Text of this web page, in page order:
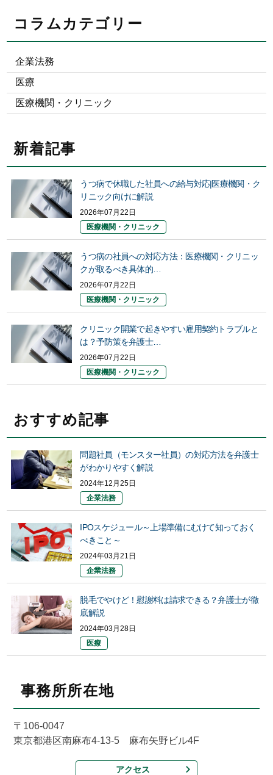
コラムカテゴリー
企業法務
医療
医療機関・クリニック
新着記事
うつ病で休職した社員への給与対応|医療機関・ク
リニック向けに解説
2026年07月22日
医療機関・クリニック
うつ病の社員への対応方法：医療機関・クリニッ
クが取るべき具体的…
2026年07月22日
医療機関・クリニック
クリニック開業で起きやすい雇用契約トラブルと
は？予防策を弁護士…
2026年07月22日
医療機関・クリニック
おすすめ記事
問題社員（モンスター社員）の対応方法を弁護士
がわかりやすく解説
2024年12月25日
企業法務
IPOスケジュール～上場準備にむけて知っておく
べきこと～
2024年03月21日
企業法務
脱毛でやけど！慰謝料は請求できる？弁護士が徹
底解説
2024年03月28日
医療
事務所所在地
〒106-0047
東京都港区南麻布4-13-5 麻布矢野ビル4F
アクセス